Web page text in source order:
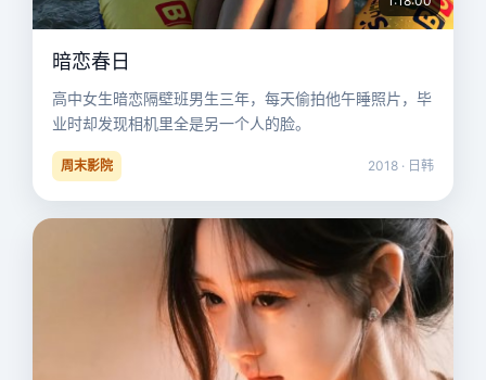
暗恋春日
高中女生暗恋隔壁班男生三年，每天偷拍他午睡照片，毕
业时却发现相机里全是另一个人的脸。
周末影院 2018 · 日韩